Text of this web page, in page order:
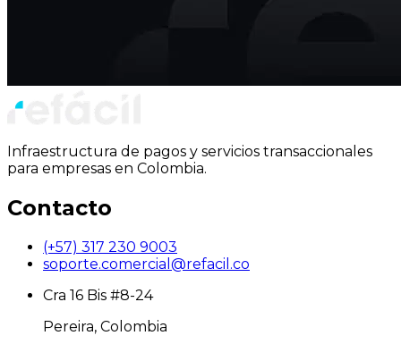
Infraestructura de pagos y servicios transaccionales
para empresas en Colombia.
Contacto
(+57) 317 230 9003
soporte.comercial@refacil.co
Cra 16 Bis #8-24
Pereira, Colombia